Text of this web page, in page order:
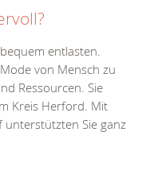
entlasten.
von Mensch zu
Ressourcen. Sie
Kreis Herford. Mit
unterstützten Sie ganz